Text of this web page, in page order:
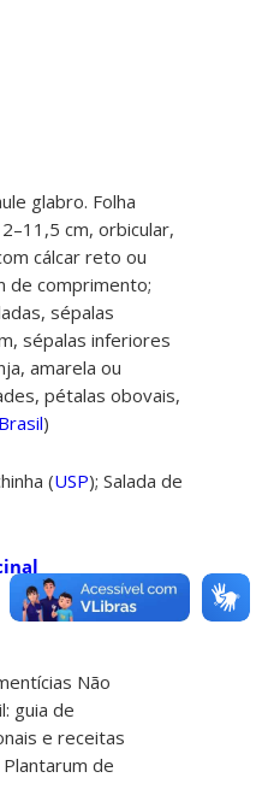
glabro. Folha
cm, orbicular,
cálcar reto ou
de comprimento;
sépalas
sépalas inferiores
amarela ou
pétalas obovais,
)
(USP);Salada de
Não
guia de
e receitas
de